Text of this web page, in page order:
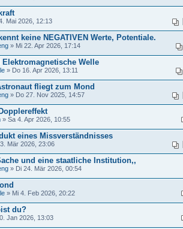
Mai 2026, 12:13
keine NEGATIVEN Werte, Potentiale.
» Mi 22. Apr 2026, 17:14
Elektromagnetische Welle
» Do 16. Apr 2026, 13:11
fliegt zum Mond
» Do 27. Nov 2025, 14:57
» Sa 4. Apr 2026, 10:55
eines Missverständnisses
Mär 2026, 23:06
und eine staatliche Institution,,
» Di 24. Mär 2026, 00:54
» Mi 4. Feb 2026, 20:22
du?
Jan 2026, 13:03